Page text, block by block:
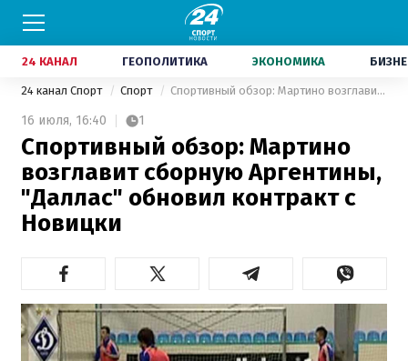
24 КАНАЛ ГЕОПОЛИТИКА ЭКОНОМИКА
24 канал Спорт Спорт Спортивный обзор: Мартино возглавит сборную Аргентины, "Даллас" обновил контракт с Новицки
16 июля, 16:40 1
Спортивный обзор: Мартино
возглавит сборную Аргентины,
"Даллас" обновил контракт с
Новицки